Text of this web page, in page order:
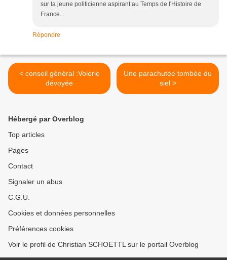
sur la jeune politicienne aspirant au Temps de l'Histoire de
France...
Répondre
< conseil général :Voierie
dévoyée
Une parachutée tombée du
siel >
Hébergé par Overblog
Top articles
Pages
Contact
Signaler un abus
C.G.U.
Cookies et données personnelles
Préférences cookies
Voir le profil de Christian SCHOETTL sur le portail Overblog